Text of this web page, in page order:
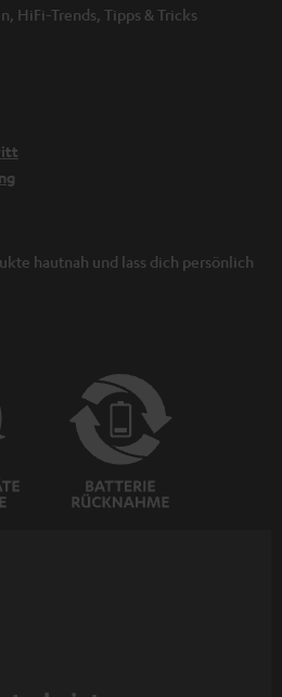
HiFi-Trends, Tipps & Tricks
hautnah und lass dich persönlich